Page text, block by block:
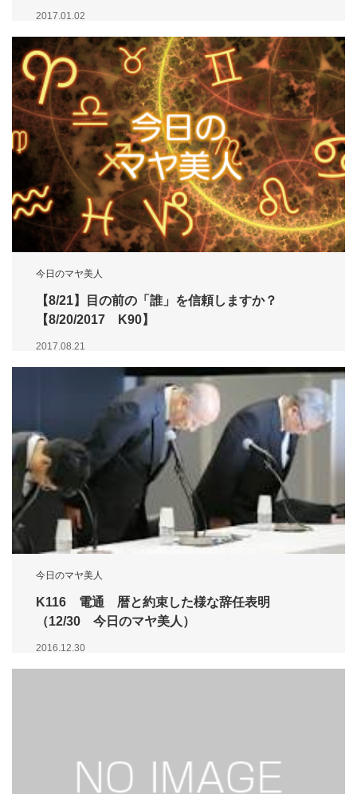
2017.01.02
今日のマヤ美人
【8/21】目の前の「誰」を信頼しますか？
【8/20/2017 K90】
2017.08.21
今日のマヤ美人
K116 電通 暦と約束した様な辞任表明
（12/30 今日のマヤ美人）
2016.12.30